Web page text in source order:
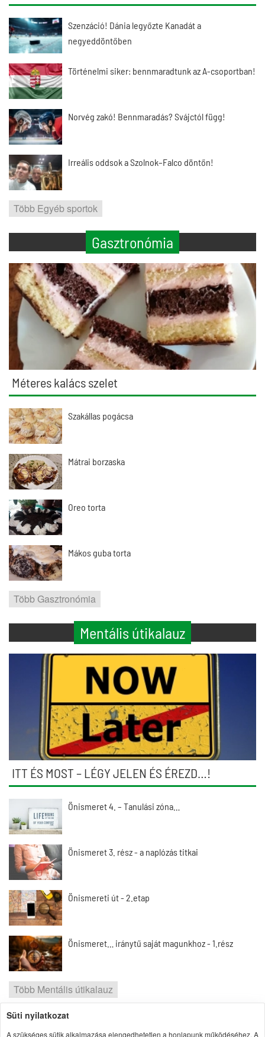
Szenzáció! Dánia legyőzte Kanadát a
negyeddöntőben
Történelmi siker: bennmaradtunk az A-csoportban!
Norvég zakó! Bennmaradás? Svájctól függ!
Irreális oddsok a Szolnok–Falco döntőn!
Több Egyéb sportok
Gasztronómia
Méteres kalács szelet
Szakállas pogácsa
Mátrai borzaska
Oreo torta
Mákos guba torta
Több Gasztronómia
Mentális útikalauz
ITT ÉS MOST – LÉGY JELEN ÉS ÉREZD…!
Önismeret 4. – Tanulási zóna…
Önismeret 3. rész - a naplózás titkai
Önismereti út - 2.etap
Önismeret… iránytű saját magunkhoz - 1.rész
Több Mentális útikalauz
Süti nyilatkozat
A szükséges sütik alkalmazása elengedhetetlen a honlapunk működéséhez. A